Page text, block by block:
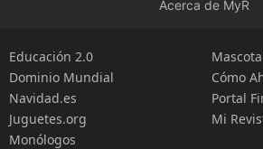
Acerca de MyR
Educación 2.0
Dominio Mundial
Navidad.es
Juguetes.org
Monólogos
Cómo
Portal
Mi